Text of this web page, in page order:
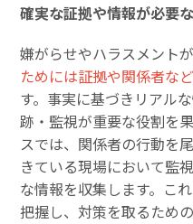
確実な証拠や情報が必要
嫌がらせやハラスメント
ためには証拠や関係者な
す。事実に基づきリアル
跡・監視が重要な役割を
スでは、関係者の行動を
きている現場において監
な情報を収集します。こ
把握し、対策を取るため